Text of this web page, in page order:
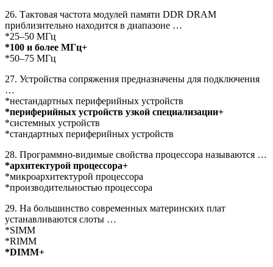
26. Тактовая частота модулей памяти DDR DRAM
приблизительно находится в диапазоне …
*25–50 МГц
*100 и более МГц+
*50–75 МГц
27. Устройства сопряжения предназначены для подключения
…
*нестандартных периферийных устройств
*периферийных устройств узкой специализации+
*системных устройств
*стандартных периферийных устройств
28. Программно-видимые свойства процессора называются …
*архитектурой процессора+
*микроархитектурой процессора
*производительностью процессора
29. На большинство современных материнских плат
устанавливаются слоты …
*SIMM
*RIMM
*DIMM+